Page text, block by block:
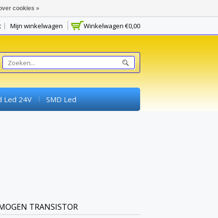
Winkelwagen €0,00
Mijn winkelwagen
Led 24V SMD Led
TRANSISTOR
cookies »